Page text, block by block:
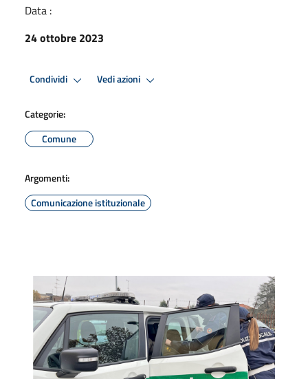
Data :
24 ottobre 2023
Condividi Vedi azioni
Categorie:
Comune
Argomenti:
Comunicazione istituzionale